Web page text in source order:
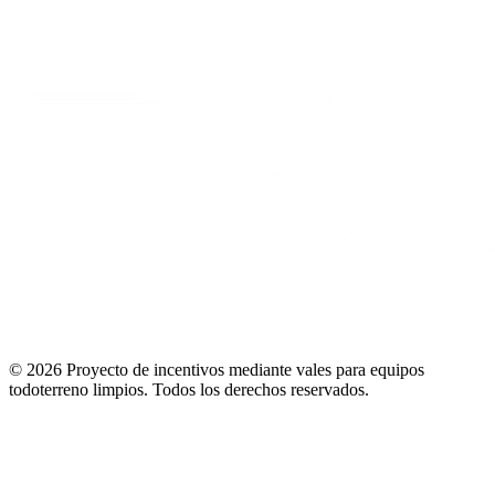
© 2026 Proyecto de incentivos mediante vales para equipos
todoterreno limpios. Todos los derechos reservados.